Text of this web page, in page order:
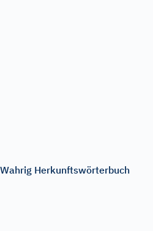
Herkunftswörterbuch